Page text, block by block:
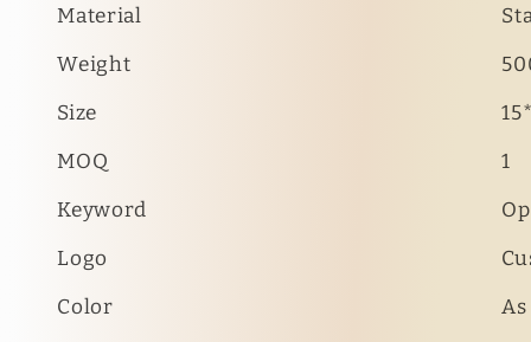
Material
Weight
Size
MOQ
1
Keyword
Logo
Color